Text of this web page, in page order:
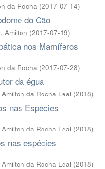
da Rocha (2017-07-14)
do Cão
Amilton (2017-07-19)
nos Mamíferos
da Rocha (2017-07-28)
da égua
Amilton da Rocha Leal (2018)
nas Espécies
Amilton da Rocha Leal (2018)
nas espécies
Amilton da Rocha Leal (2018)